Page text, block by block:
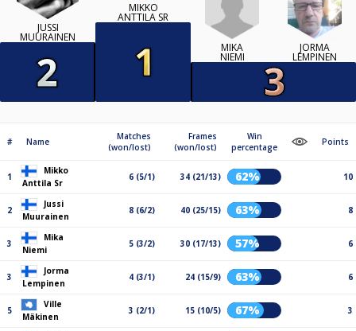
JUSSI
MUURAINEN
MIKKO
ANTTILA SR
MIKA
NIEMI
JORMA
LEMPINEN
# Name
Matches
(won/lost)
Frames
(won/lost)
Win
percentage
Points
1
Mikko
Anttila Sr
6 (5/1) 34 (21/13) 62% 10
2
Jussi
Muurainen
8 (6/2) 40 (25/15) 63% 8
3
Mika
Niemi
5 (3/2) 30 (17/13) 57% 6
3
Jorma
Lempinen
4 (3/1) 24 (15/9) 63% 6
5
Ville
Mäkinen
3 (2/1) 15 (10/5) 67% 3